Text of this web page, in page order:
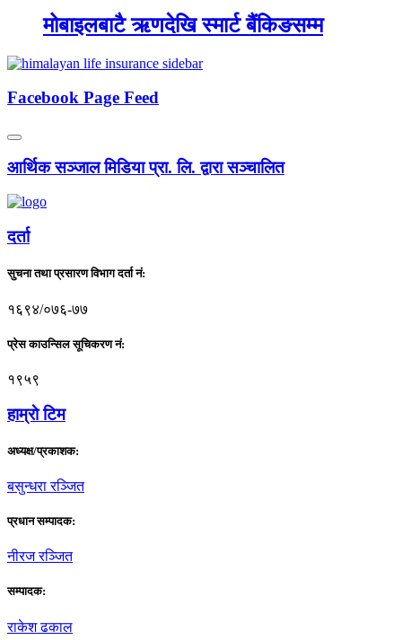
मोबाइलबाटै ऋणदेखि स्मार्ट बैंकिङसम्म
Facebook Page Feed
आर्थिक सञ्जाल मिडिया प्रा. लि. द्वारा सञ्चालित
दर्ता
सुचना तथा प्रसारण विभाग दर्ता नं:
१६९४/०७६-७७
प्रेस काउन्सिल सूचिकरण नं:
१९५९
हाम्राे टिम
अध्यक्ष/प्रकाशक:
बसुन्धरा रञ्जित
प्रधान सम्पादक:
नीरज रञ्जित
सम्पादक:
राकेश ढकाल